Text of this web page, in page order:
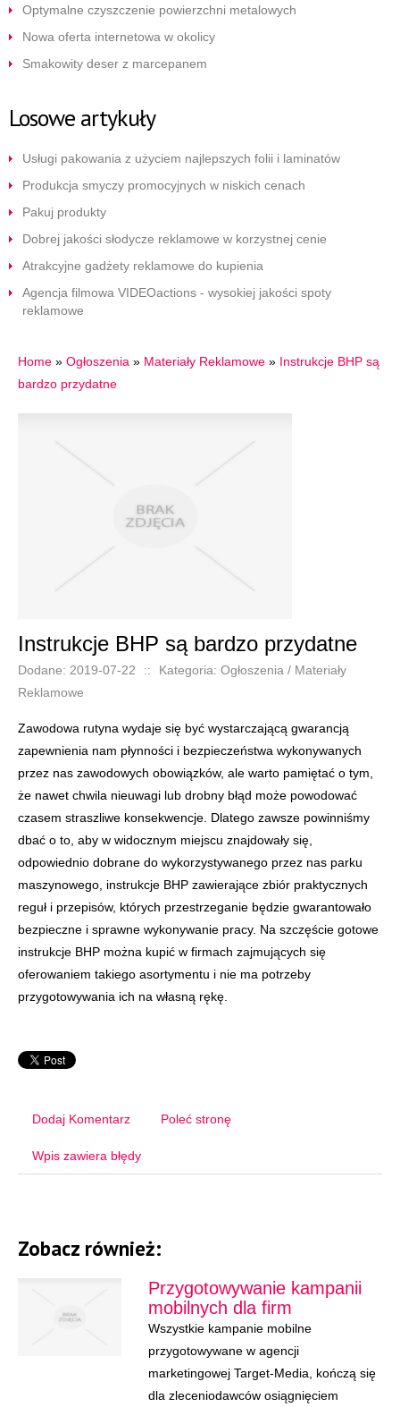
Optymalne czyszczenie powierzchni metalowych
Nowa oferta internetowa w okolicy
Smakowity deser z marcepanem
Losowe artykuły
Usługi pakowania z użyciem najlepszych folii i laminatów
Produkcja smyczy promocyjnych w niskich cenach
Pakuj produkty
Dobrej jakości słodycze reklamowe w korzystnej cenie
Atrakcyjne gadżety reklamowe do kupienia
Agencja filmowa VIDEOactions - wysokiej jakości spoty
reklamowe
Home » Ogłoszenia » Materiały Reklamowe » Instrukcje BHP są
bardzo przydatne
Instrukcje BHP są bardzo przydatne
Dodane: 2019-07-22 ::
Kategoria: Ogłoszenia / Materiały
Reklamowe
Zawodowa rutyna wydaje się być wystarczającą gwarancją
zapewnienia nam płynności i bezpieczeństwa wykonywanych
przez nas zawodowych obowiązków, ale warto pamiętać o tym,
że nawet chwila nieuwagi lub drobny błąd może powodować
czasem straszliwe konsekwencje. Dlatego zawsze powinniśmy
dbać o to, aby w widocznym miejscu znajdowały się,
odpowiednio dobrane do wykorzystywanego przez nas parku
maszynowego, instrukcje BHP zawierające zbiór praktycznych
reguł i przepisów, których przestrzeganie będzie gwarantowało
bezpieczne i sprawne wykonywanie pracy. Na szczęście gotowe
instrukcje BHP można kupić w firmach zajmujących się
oferowaniem takiego asortymentu i nie ma potrzeby
przygotowywania ich na własną rękę.
Dodaj Komentarz Poleć stronę
Wpis zawiera błędy
Zobacz również:
Przygotowywanie kampanii
mobilnych dla firm
Wszystkie kampanie mobilne
przygotowywane w agencji
marketingowej Target-Media, kończą się
dla zleceniodawców osiągnięciem